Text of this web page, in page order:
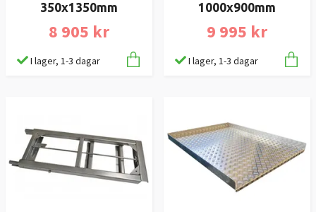
350x1350mm
8 905 kr
I lager, 1-3 dagar
1000x900mm
9 995 kr
I lager, 1-3 dagar